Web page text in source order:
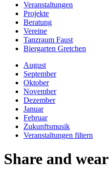
Veranstaltungen
Projekte
Beratung
Vereine
Tanzraum Faust
Biergarten Gretchen
August
September
Oktober
November
Dezember
Januar
Februar
Zukunftsmusik
Veranstaltungen filtern
Share and wear